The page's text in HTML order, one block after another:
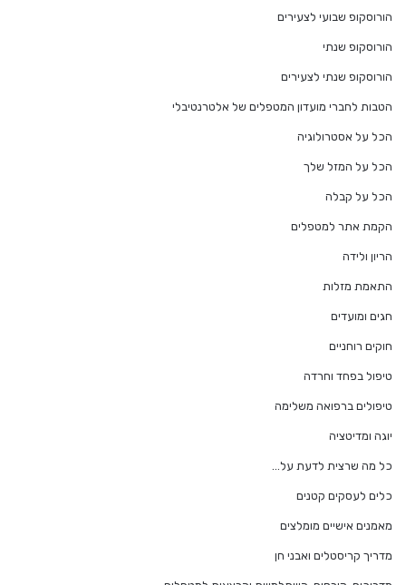
הורוסקופ שבועי לצעירים
הורוסקופ שנתי
הורוסקופ שנתי לצעירים
הטבות לחברי מועדון המטפלים של אלטרנטיבלי
הכל על אסטרולוגיה
הכל על המזל שלך
הכל על קבלה
הקמת אתר למטפלים
הריון ולידה
התאמת מזלות
חגים ומועדים
חוקים רוחניים
טיפול בפחד וחרדה
טיפולים ברפואה משלימה
יוגה ומדיטציה
כל מה שרצית לדעת על…
כלים לעסקים קטנים
מאמנים אישיים מומלצים
מדריך קריסטלים ואבני חן